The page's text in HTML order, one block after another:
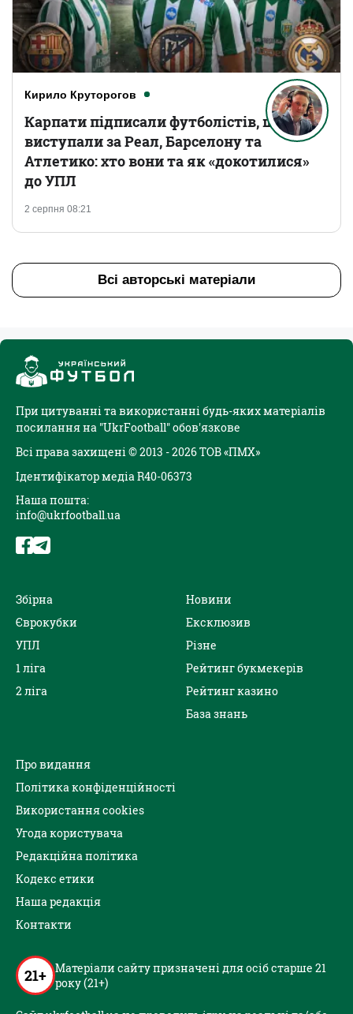
Кирило Круторогов
2 серпня 08:21
Карпати підписали футболістів, що
виступали за Реал, Барселону та
Атлетико: хто вони та як «докотилися»
до УПЛ
Всі авторські матеріали
При цитуванні та використанні будь-яких матеріалів
посилання на "UkrFootball" обов'язкове
Всі права захищені © 2013 - 2026 ТОВ «ПМХ»
Ідентифікатор медіа R40-06373
Наша пошта:
info@ukrfootball.ua
Збірна
Єврокубки
УПЛ
1 ліга
2 ліга
Новини
Ексклюзив
Різне
Рейтинг букмекерів
Рейтинг казино
База знань
Про видання
Політика конфіденційності
Використання cookies
Угода користувача
Редакційна політика
Кодекс етики
Наша редакція
Контакти
21+ Матеріали сайту призначені для осіб старше 21
року (21+)